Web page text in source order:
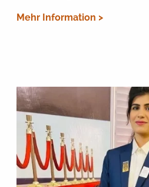
Mehr Information >